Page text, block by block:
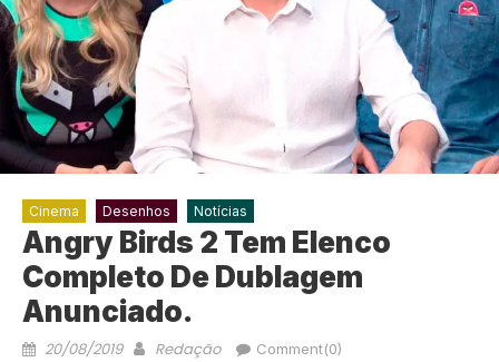
Cinema Desenhos Notícias
Angry Birds 2 Tem Elenco
Completo De Dublagem
Anunciado.
20/08/2019 Redação Comment(0)